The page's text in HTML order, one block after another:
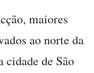
maiores
ao norte da
cidade de São